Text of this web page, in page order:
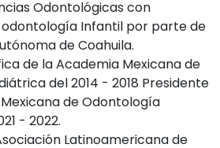
Odontológicas con
Infantil por parte de
de Coahuila.
de la Academia Mexicana de
del 2014 - 2018 Presidente
de Odontología
- 2022.
Latinoamericana de